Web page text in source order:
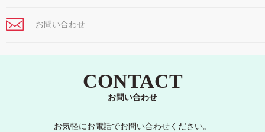
お問い合わせ
CONTACT
お問い合わせ
お気軽にお電話でお問い合わせください。